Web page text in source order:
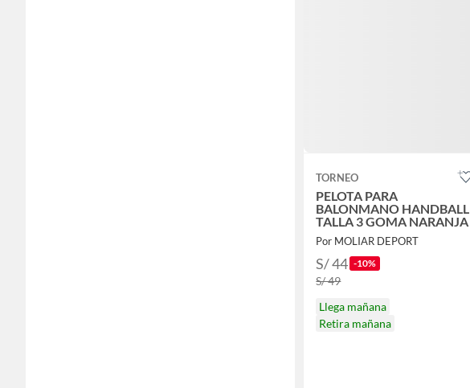
TORNEO
PELOTA PARA
BALONMANO HANDBALL
TALLA 3 GOMA NARANJA
Por MOLIAR DEPORT
S/ 44 -10%
S/ 49
Llega mañana
Retira mañana